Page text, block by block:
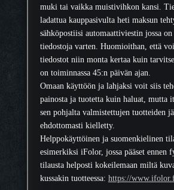
muki tai vaikka muistivihkon kansi.
ladattua kauppasivulta heti maksun
sähköpostiisi automaattiviestin jossa
tiedostoja varten. Huomioithan, että
tiedostot niin monta kertaa kuin
on toiminnassa 45:n päivän ajan.
Omaan käyttöön ja lahjaksi voit siis
painosta ja tuotetta kuin haluat, mutta
sen pohjalta valmistettujen tuotteiden
ehdottomasti kielletty.
Helppokäyttöinen ja suomenkielinen
esimerkiksi iFolor, jossa pääset ennen
tilausta helposti kokeilemaan miltä
kussakin tuotteessa: https://